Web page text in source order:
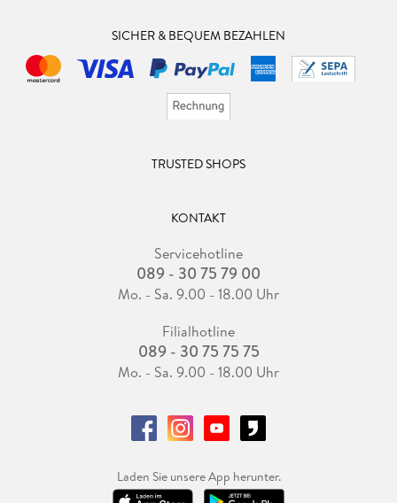
SICHER & BEQUEM BEZAHLEN
TRUSTED SHOPS
KONTAKT
Servicehotline
089 - 30 75 79 00
Mo. - Sa. 9.00 - 18.00 Uhr
Filialhotline
089 - 30 75 75 75
Mo. - Sa. 9.00 - 18.00 Uhr
Laden Sie unsere App herunter.